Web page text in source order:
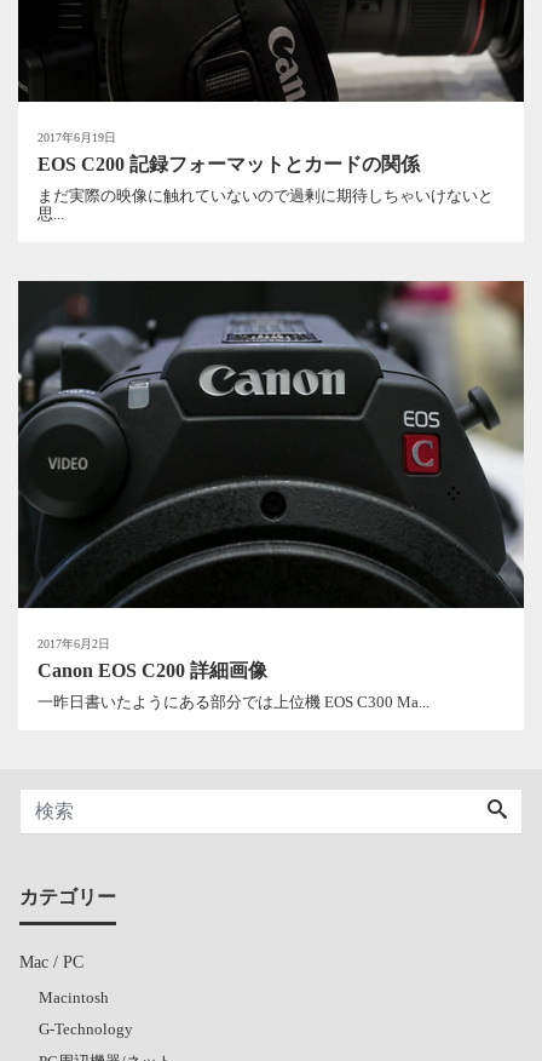
2017年6月19日
EOS C200 記録フォーマットとカードの関係
まだ実際の映像に触れていないので過剰に期待しちゃいけないと
思...
2017年6月2日
Canon EOS C200 詳細画像
一昨日書いたようにある部分では上位機 EOS C300 Ma...
カテゴリー
Mac / PC
Macintosh
G-Technology